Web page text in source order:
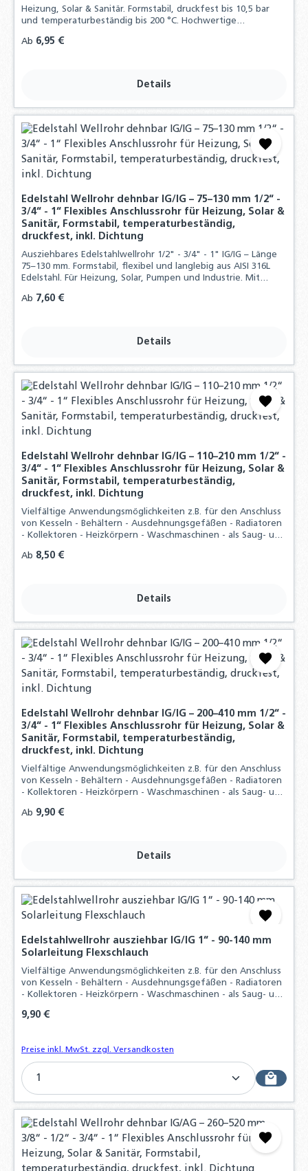
Heizung, Solar & Sanitär. Formstabil, druckfest bis 10,5 bar
und temperaturbeständig bis 200 °C. Hochwertige
Regulärer Preis:
Ab 6,95 €
Details
Edelstahl Wellrohr dehnbar IG/IG – 75–130 mm 1/2“ -
3/4“ - 1“ Flexibles Anschlussrohr für Heizung, Solar &
Sanitär, Formstabil, temperaturbeständig,
druckfest, inkl. Dichtung
Ausziehbares Edelstahlwellrohr 1/2" - 3/4" - 1" IG/IG – Länge
75–130 mm. Formstabil, flexibel und langlebig aus AISI 316L
Edelstahl. Für Heizung, Solar, Pumpen und Industrie. Mit
Regulärer Preis:
Ab 7,60 €
Details
Edelstahl Wellrohr dehnbar IG/IG – 110–210 mm 1/2“ -
3/4“ - 1“ Flexibles Anschlussrohr für Heizung, Solar &
Sanitär, Formstabil, temperaturbeständig,
druckfest, inkl. Dichtung
Vielfältige Anwendungsmöglichkeiten z.B. für den Anschluss
von Kesseln - Behältern - Ausdehnungsgefäßen - Radiatoren
- Kollektoren - Heizkörpern - Waschmaschinen - als Saug- und
Materialaufwand und der präzisen
Regulärer Preis:
Ab 8,50 €
Details
Edelstahl Wellrohr dehnbar IG/IG – 200–410 mm 1/2“ -
3/4“ - 1“ Flexibles Anschlussrohr für Heizung, Solar &
Sanitär, Formstabil, temperaturbeständig,
druckfest, inkl. Dichtung
Vielfältige Anwendungsmöglichkeiten z.B. für den Anschluss
von Kesseln - Behältern - Ausdehnungsgefäßen - Radiatoren
- Kollektoren - Heizkörpern - Waschmaschinen - als Saug- und
Materialaufwand und der präzisen
Regulärer Preis:
Ab 9,90 €
Details
Edelstahlwellrohr ausziehbar IG/IG 1“ - 90-140 mm
Solarleitung Flexschlauch
Vielfältige Anwendungsmöglichkeiten z.B. für den Anschluss
von Kesseln - Behältern - Ausdehnungsgefäßen - Radiatoren
- Kollektoren - Heizkörpern - Waschmaschinen - als Saug- und
Materialaufwand und der präzisen
Regulärer Preis:
9,90 €
Preise inkl. MwSt. zzgl. Versandkosten
Produkt Anzahl: Gib den gewünschten Wert